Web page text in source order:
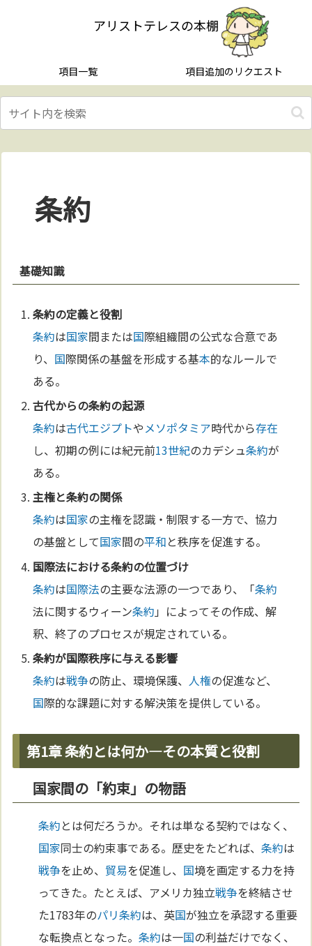
アリストテレスの本棚
項目一覧 項目追加のリクエスト
条約
基礎知識
条約の定義と役割
条約は国家間または国際組織間の公式な合意であ
り、 国際関係の基盤を形成する基本的なルールで
ある。
古代からの条約の起源
条約は古代エジプトやメソポタミア時代から存在
し、初期の例には紀元前13世紀のカデシュ条約が
ある。
主権と条約の関係
条約は国家の主権を認識・制限する一方で、協力
の基盤として国家間の平和と秩序を促進する。
国際法における条約の位置づけ
条約は国際法の主要な法源の一つであり、「条約
法に関するウィーン条約 」によってその作成、解
釈、終了のプロセスが規定されている。
条約が国際秩序に与える影響
条約は戦争の防止、環境保護、 人権の促進など、
国際的な課題に対する解決策を提供している。
第1章 条約とは何か—その本質と役割
国家間の「約束」の物語
条約とは何だろうか。それは単なる契約ではなく、
国家同士の約束事である。歴史をたどれば、条約は
戦争を止め、貿易を促進し、 国境を画定する力を持
ってきた。たとえば、アメリカ独立戦争を終結させ
た1783年のパリ条約は、英国が独立を承認する重要
な転換点となった。条約は一国の利益だけでなく、